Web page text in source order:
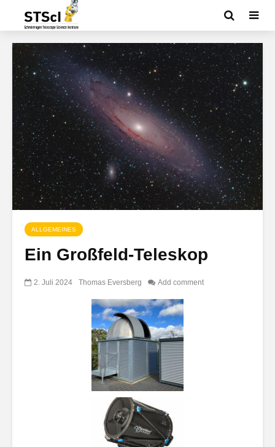
ALLGEMEINES
Ein Großfeld-Teleskop
2. Juli 2024 Thomas Eversberg Add comment